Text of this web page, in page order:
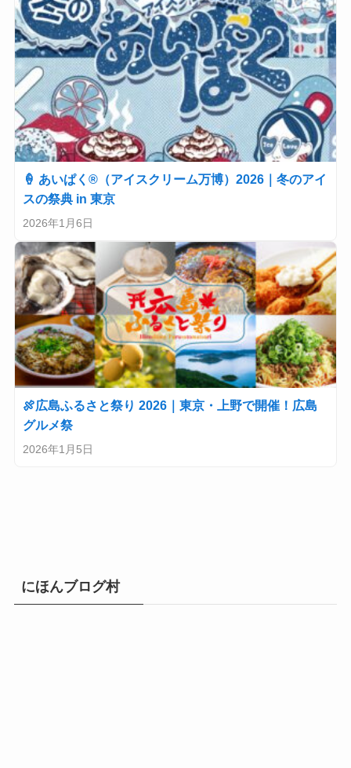
🍦 あいぱく®（アイスクリーム万博）2026｜冬のアイ
スの祭典 in 東京
2026年1月6日
🍖広島ふるさと祭り 2026｜東京・上野で開催！広島
グルメ祭
2026年1月5日
にほんブログ村